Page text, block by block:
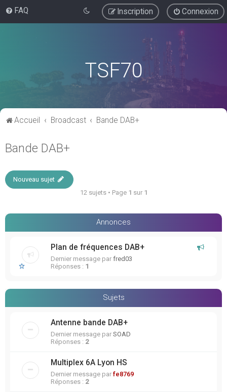
FAQ Connexion
Inscription
TSF70
Accueil Broadcast Bande DAB+
Bande DAB+
Nouveau sujet
12 sujets • Page 1 sur 1
Annonces
Plan de fréquences DAB+
Dernier message par fred03
Réponses : 1
Sujets
Antenne bande DAB+
Dernier message par SOAD
Réponses : 2
Multiplex 6A Lyon HS
Dernier message par fe8769
Réponses : 2